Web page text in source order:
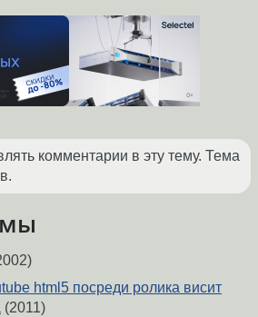
комментарии в эту тему. Тема
html5 посреди ролика висит
(2011)